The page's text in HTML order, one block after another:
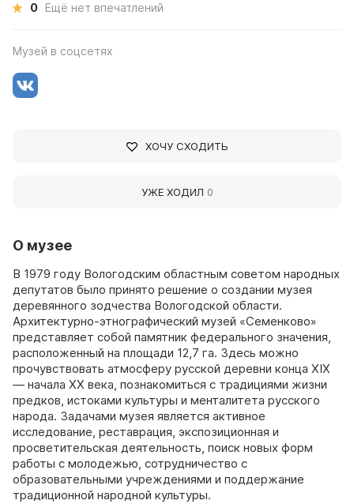
О музее
В 1979 году Вологодским областным советом народных
депутатов было принято решение о создании музея
деревянного зодчества Вологодской области.
Архитектурно-этнографический музей «Семенково»
представляет собой памятник федерального значения,
расположенный на площади 12,7 га. Здесь можно
прочувствовать атмосферу русской деревни конца XIX
— начала ХХ века, познакомиться с традициями жизни
предков, истоками культуры и менталитета русского
народа. Задачами музея является активное
исследование, реставрация, экспозиционная и
просветительская деятельность, поиск новых форм
работы с молодежью, сотрудничество с
образовательными учреждениями и поддержание
традиционной народной культуры.
0 Ещё нет впечатлений
Музей в соцсетях
ХОЧУ СХОДИТЬ
УЖЕ ХОДИЛ 0